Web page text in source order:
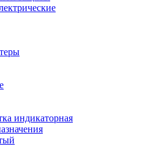
индикаторная